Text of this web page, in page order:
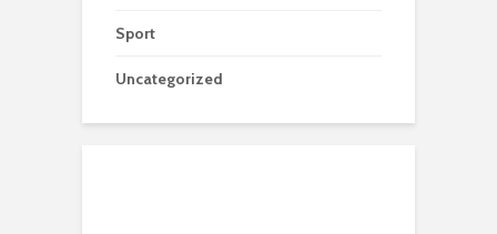
Sport
Uncategorized